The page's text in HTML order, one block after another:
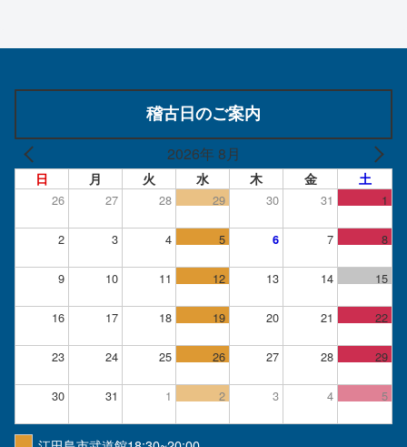
稽古日のご案内
2026年 8月
日 月 火 水 木 金 土
26 27 28 29 30 31 1
2 3 4 5 6 7 8
9 10 11 12 13 14 15
16 17 18 19 20 21 22
23 24 25 26 27 28 29
30 31 1 2 3 4 5